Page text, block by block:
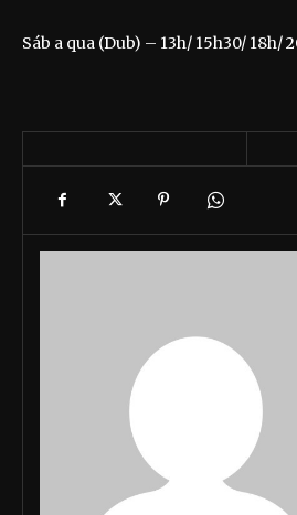
Sáb a qua (Dub) – 13h/ 15h30/ 18h/